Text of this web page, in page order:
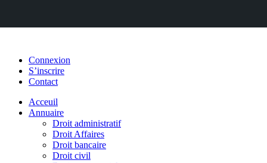
Connexion
S’inscrire
Contact
Acceuil
Annuaire
Droit administratif
Droit Affaires
Droit bancaire
Droit civil